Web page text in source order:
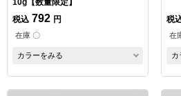
10g【数量限定】
税込 792 円
在庫 〇
カラーをみる
税
在
カ